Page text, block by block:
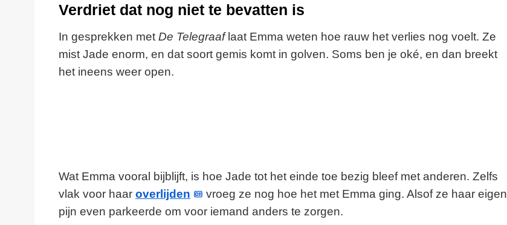
Verdriet dat nog niet te bevatten is
In gesprekken met De Telegraaflaat Emma weten hoe rauw het verlies nog voelt. Ze
mist Jade enorm, en dat soort gemis komt in golven. Soms ben je oké, en dan breekt
het ineens weer open.
Wat Emma vooral bijblijft, is hoe Jade tot het einde toe bezig bleef met anderen. Zelfs
vlak voor haar overlijden
vroeg ze nog hoe het met Emma ging. Alsof ze haar eigen
pijn even parkeerde om voor iemand anders te zorgen.